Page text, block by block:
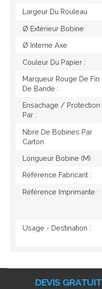
Largeur Du Rouleau
Ø Extérieur Bobine
Ø Interne Axe
Couleur Du Papier :
Marqueur Rouge De Fin
De Bande :
Ensachage / Protection
Par :
Nbre De Bobines Par
Carton
Longueur Bobine (M)
Référence Fabricant :
Référence Imprimante :
Usage - Destination :
DEVIS GRATUIT